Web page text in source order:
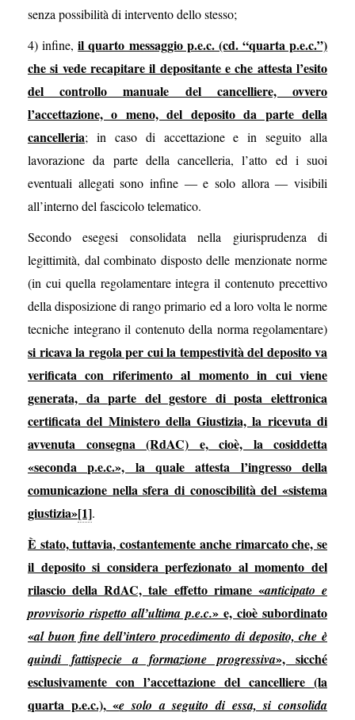
senza possibilità di intervento dello stesso;
4) infine,il quarto messaggio p.e.c. (cd. “quarta p.e.c.”)
che si vede recapitare il depositante e che attesta l’esito
del controllo manuale del cancelliere, ovvero
l’accettazione, o meno, del deposito da parte della
cancelleria; in caso di accettazione e in seguito alla
lavorazione da parte della cancelleria, l’atto ed i suoi
eventuali allegati sono infine ― e solo allora ― visibili
all’interno del fascicolo telematico.
Secondo esegesi consolidata nella giurisprudenza di
legittimità, dal combinato disposto delle menzionate norme
(in cui quella regolamentare integra il contenuto precettivo
della disposizione di rango primario ed a loro volta le norme
tecniche integrano il contenuto della norma regolamentare)
si ricava la regola per cui la tempestività del deposito va
verificata con riferimento al momento in cui viene
generata, da parte del gestore di posta elettronica
certificata del Ministero della Giustizia, la ricevuta di
avvenuta consegna (RdAC) e, cioè, la cosiddetta
«seconda p.e.c.», la quale attesta l’ingresso della
comunicazione nella sfera di conoscibilità del «sistema
giustizia»[1].
È stato, tuttavia, costantemente anche rimarcato che, se
il deposito si considera perfezionato al momento del
rilascio della RdAC, tale effetto rimane «anticipato e
provvisorio rispetto all’ultima p.e.c.» e, cioè subordinato
«al buon fine dell’intero procedimento di deposito, che è
quindi fattispecie a formazione progressiva», sicché
esclusivamente con l’accettazione del cancelliere (la
quarta p.e.c.), «e solo a seguito di essa, si consolida